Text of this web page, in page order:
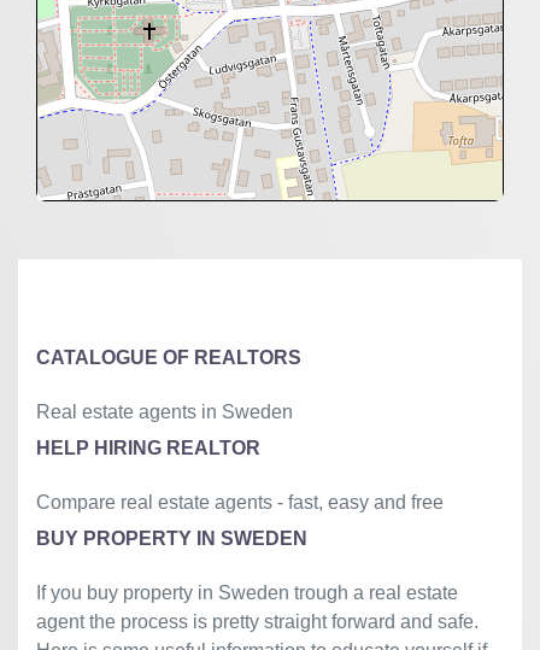
CATALOGUE OF REALTORS
Real estate agents in Sweden
HELP HIRING REALTOR
Compare real estate agents - fast, easy and free
BUY PROPERTY IN SWEDEN
If you buy property in Sweden trough a real estate
agent the process is pretty straight forward and safe.